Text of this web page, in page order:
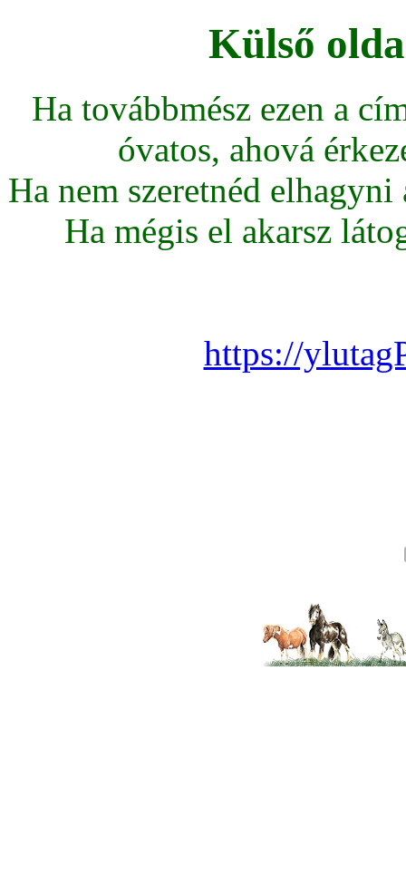
Külső
Ha továbbmész ezen a
óvatos, ahová
Ha nem szeretnéd
Ha mégis el akarsz
https://